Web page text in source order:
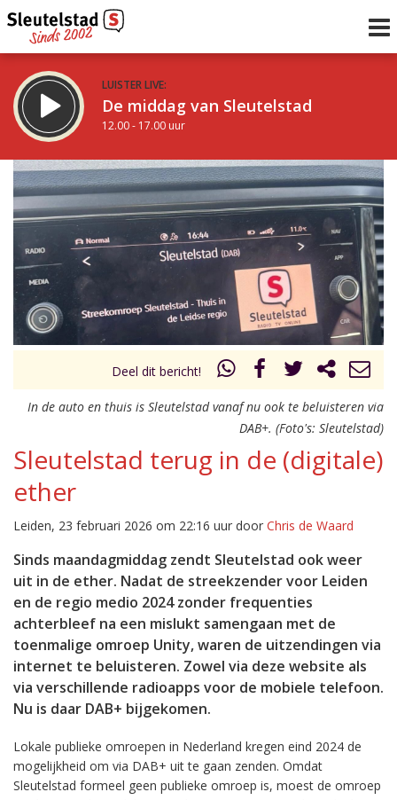
LUISTER LIVE:
De middag van Sleutelstad
12.00 - 17.00 uur
STRAKS:
Sleutelstad 30
17.00 - 19.00 uur
Vorig uur
uur 1 van 0 Volgend uur
Deel dit bericht!
In de auto en thuis is Sleutelstad vanaf nu ook te beluisteren via
DAB+. (Foto's: Sleutelstad)
Sleutelstad terug in de (digitale)
ether
Leiden, 23 februari 2026 om 22:16 uur door Chris de Waard
Sinds maandagmiddag zendt Sleutelstad ook weer
uit in de ether. Nadat de streekzender voor Leiden
en de regio medio 2024 zonder frequenties
achterbleef na een mislukt samengaan met de
toenmalige omroep Unity, waren de uitzendingen via
internet te beluisteren. Zowel via deze website als
via verschillende radioapps voor de mobiele telefoon.
Nu is daar DAB+ bijgekomen.
Lokale publieke omroepen in Nederland kregen eind 2024 de
mogelijkheid om via DAB+ uit te gaan zenden. Omdat
Sleutelstad formeel geen publieke omroep is, moest de omroep